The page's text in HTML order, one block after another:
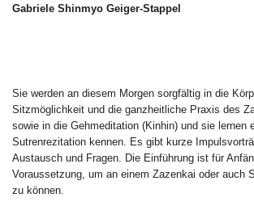
Gabriele Shinmyo Geiger-Stappel
Sie werden an diesem Morgen sorgfältig in die
Sitzmöglichkeit und die ganzheitliche Praxis des
sowie in die Gehmeditation (Kinhin) und sie lernen
Sutrenrezitation kennen. Es gibt kurze
Austausch und Fragen. Die Einführung ist für
Voraussetzung, um an einem Zazenkai oder auch
zu können.